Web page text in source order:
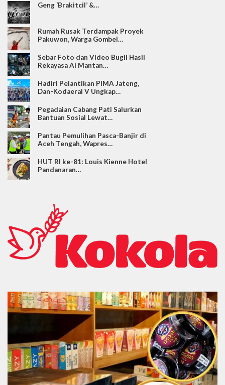
Geng ‘Brakitcil’ &…
Rumah Rusak Terdampak Proyek
Pakuwon, Warga Gombel…
Sebar Foto dan Video Bugil Hasil
Rekayasa AI Mantan…
Hadiri Pelantikan PIMA Jateng,
Dan-Kodaeral V Ungkap…
Pegadaian Cabang Pati Salurkan
Bantuan Sosial Lewat…
Pantau Pemulihan Pasca-Banjir di
Aceh Tengah, Wapres…
HUT RI ke-81: Louis Kienne Hotel
Pandanaran…